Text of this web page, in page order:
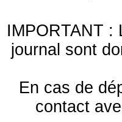
IMPORTANT :
journal sont
En cas de
contact